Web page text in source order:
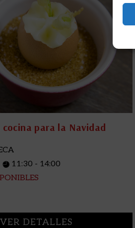
para la Navidad
11:30 - 14:00
VER DETALLES